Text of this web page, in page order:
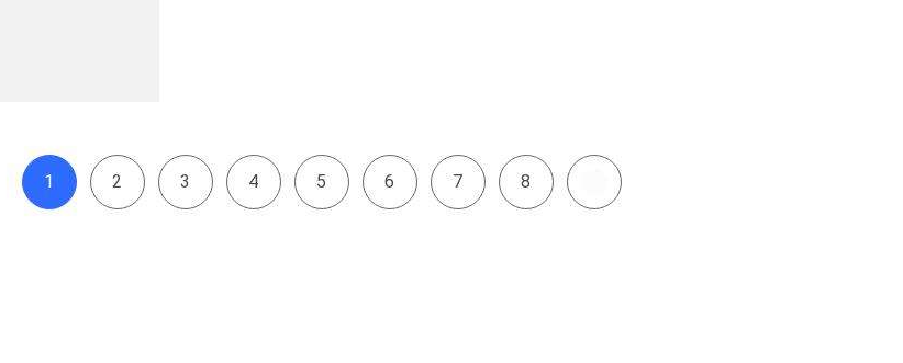
1 2 3 4 5 6 7 8